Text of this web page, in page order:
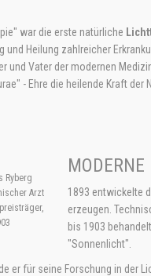
war die erste natürliche
und Heilung zahlreicher
und Vater der modernen
- Ehre die heilende Kraft der
Ryberg
Arzt
1893 entwickelte
erzeugen.
bis 1903
"Sonnenlicht".
er für seine Forschung in der